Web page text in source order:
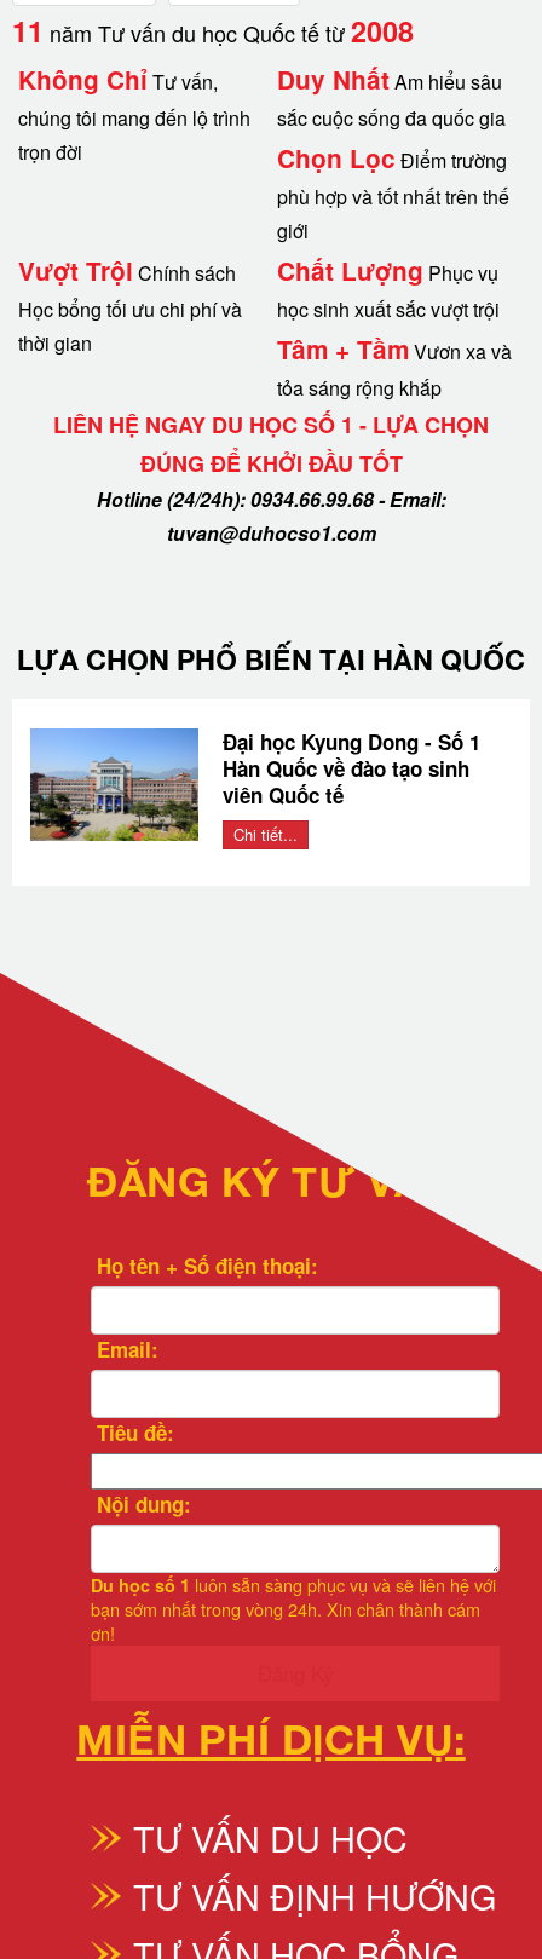
11 năm Tư vấn du học Quốc tế từ2008
Không ChỉTư vấn,
chúng tôi mang đến lộ trình
trọn đời
Duy NhấtAm hiểu sâu
sắc cuộc sống đa quốc gia
Chọn Lọc Điểm trường
phù hợp và tốt nhất trên thế
giới
Vượt Trội Chính sách
Học bổng tối ưu chi phí và
thời gian
Chất Lượng Phục vụ
học sinh xuất sắc vượt trội
Tâm + TầmVươn xa và
tỏa sáng rộng khắp
LIÊN HỆ NGAY DU HỌC SỐ 1 - LỰA CHỌN
ĐÚNG ĐỂ KHỞI ĐẦU TỐT
Hotline (24/24h): 0934.66.99.68 - Email:
tuvan@duhocso1.com
LỰA CHỌN PHỔ BIẾN TẠI HÀN QUỐC
Đại học Kyung Dong - Số 1
Hàn Quốc về đào tạo sinh
viên Quốc tế
Chi tiết...
ĐĂNG KÝ TƯ VẤN
Họ tên + Số điện thoại:
Email:
Tiêu đề:
Nội dung:
Du học số 1 luôn sẵn sàng phục vụ và sẽ liên hệ với
bạn sớm nhất trong vòng 24h. Xin chân thành cám
ơn!
MIỄN PHÍ DỊCH VỤ:
TƯ VẤN DU HỌC
TƯ VẤN ĐỊNH HƯỚNG